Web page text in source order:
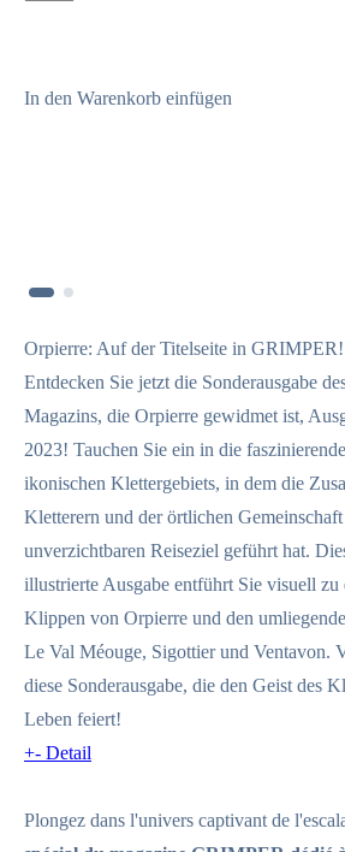
In den Warenkorb einfügen
Orpierre: Auf der Titelseite in GRIMPER!
Entdecken Sie jetzt die Sonderausgabe
Magazins, die Orpierre gewidmet ist,
2023! Tauchen Sie ein in die
ikonischen Klettergebiets, in dem die
Kletterern und der örtlichen
unverzichtbaren Reiseziel geführt hat.
illustrierte Ausgabe entführt Sie visuell zu
Klippen von Orpierre und den
Le Val Méouge, Sigottier und Ventavon.
diese Sonderausgabe, die den Geist des
Leben feiert!
+- Detail
Plongez dans l'univers captivant de